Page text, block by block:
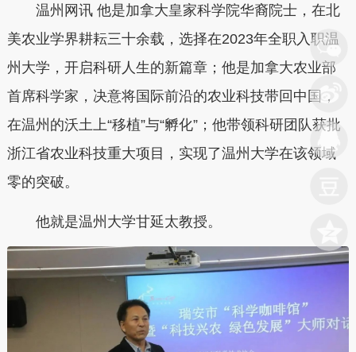
温州网讯 他是加拿大皇家科学院华裔院士，在北
美农业学界耕耘三十余载，选择在2023年全职入职温
州大学，开启科研人生的新篇章；他是加拿大农业部
首席科学家，决意将国际前沿的农业科技带回中国，
在温州的沃土上“移植”与“孵化”；他带领科研团队获批
浙江省农业科技重大项目，实现了温州大学在该领域
零的突破。
他就是温州大学甘延太教授。